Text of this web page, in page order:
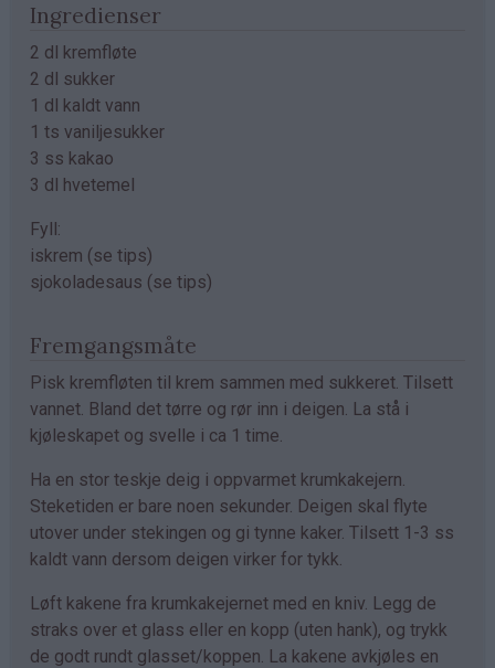
Ingredienser
2 dl kremfløte
2 dl sukker
1 dl kaldt vann
1 ts vaniljesukker
3 ss kakao
3 dl hvetemel
Fyll:
iskrem (se tips)
sjokoladesaus (se tips)
Fremgangsmåte
Pisk kremfløten til krem sammen med sukkeret. Tilsett
vannet. Bland det tørre og rør inn i deigen. La stå i
kjøleskapet og svelle i ca 1 time.
Ha en stor teskje deig i oppvarmet krumkakejern.
Steketiden er bare noen sekunder. Deigen skal flyte
utover under stekingen og gi tynne kaker. Tilsett 1-3 ss
kaldt vann dersom deigen virker for tykk.
Løft kakene fra krumkakejernet med en kniv. Legg de
straks over et glass eller en kopp (uten hank), og trykk
de godt rundt glasset/koppen. La kakene avkjøles en